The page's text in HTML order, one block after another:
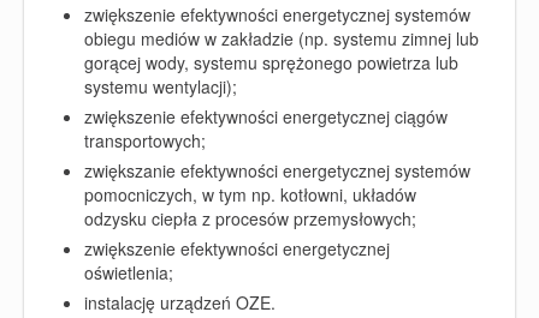
zwiększenie efektywności energetycznej systemów
obiegu mediów w zakładzie (np. systemu zimnej lub
gorącej wody, systemu sprężonego powietrza lub
systemu wentylacji);
zwiększenie efektywności energetycznej ciągów
transportowych;
zwiększanie efektywności energetycznej systemów
pomocniczych, w tym np. kotłowni, układów
odzysku ciepła z procesów przemysłowych;
zwiększenie efektywności energetycznej
oświetlenia;
instalację urządzeń OZE.